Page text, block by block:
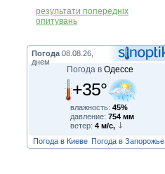
результати попередніх
опитувань
Погода 08.08.26,
днем
Погода в Одессе
+35°
влажность: 45%
давление: 754 мм
ветер: 4 м/с,
Погода в Киеве Погода в Запорожье